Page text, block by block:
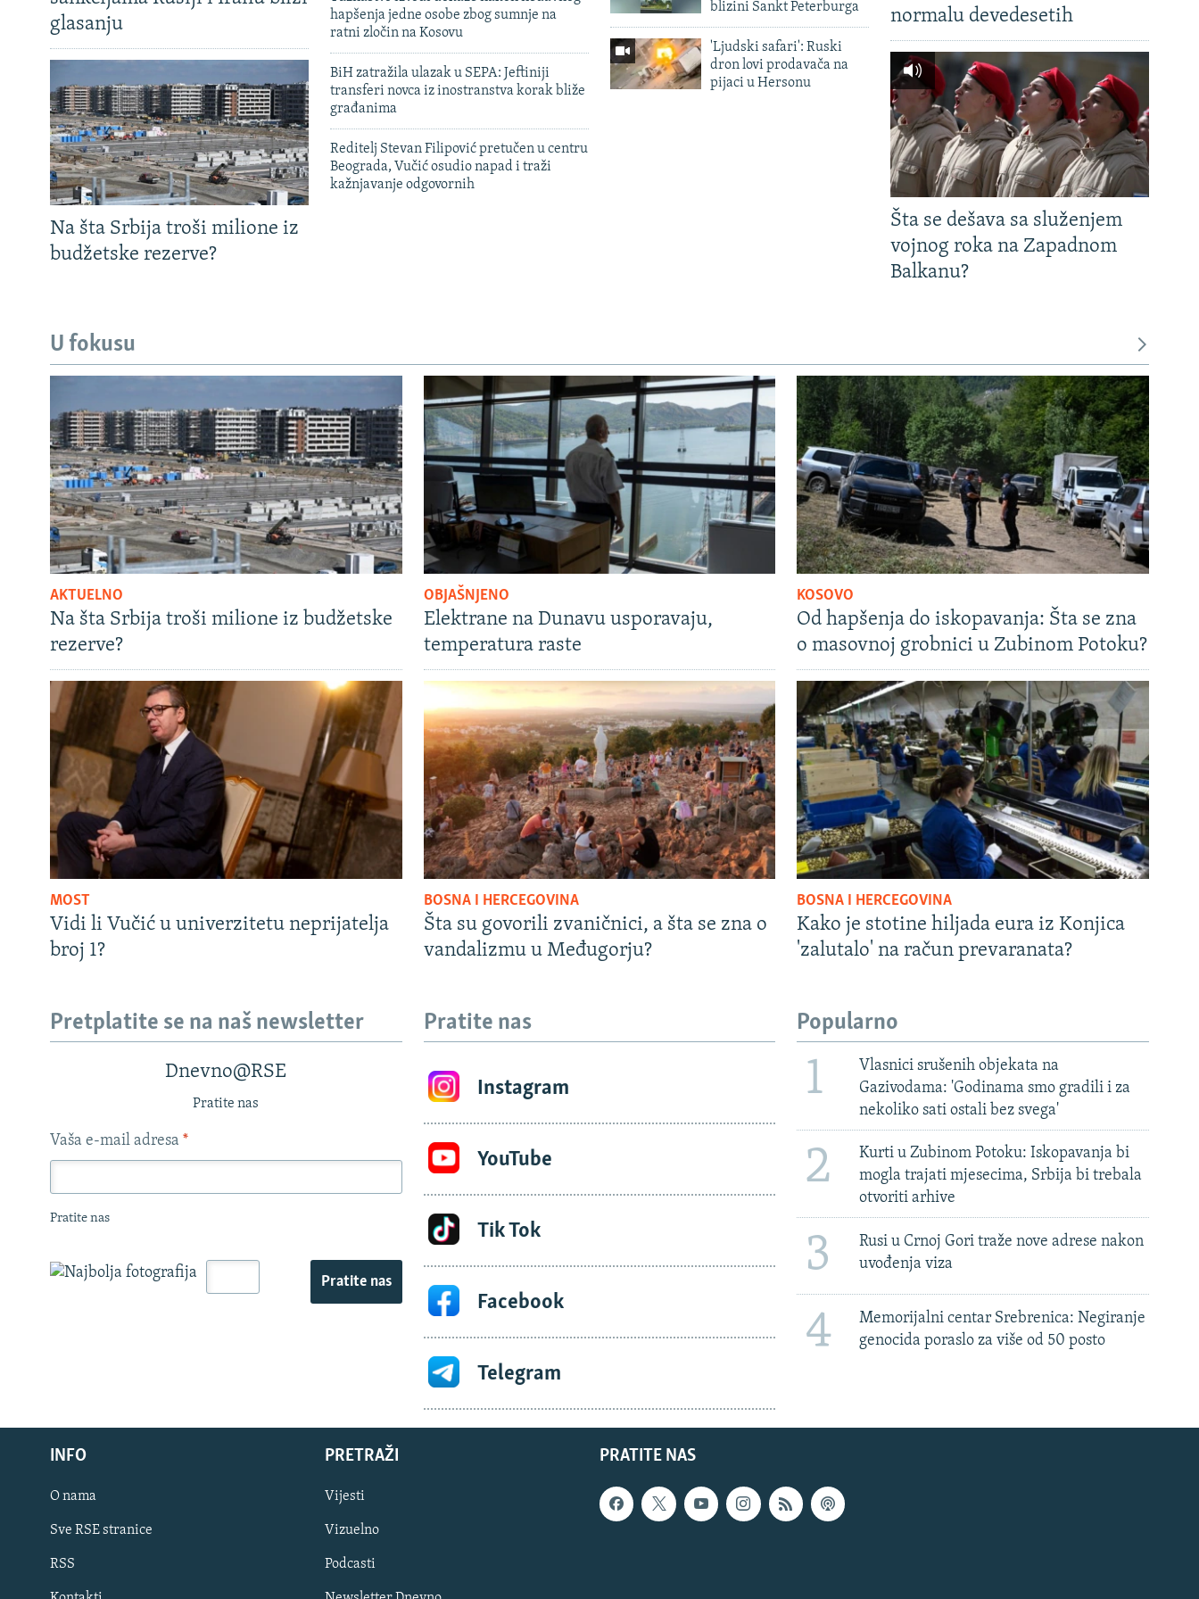
glasanju
Na šta Srbija troši milione iz
budžetske rezerve?
hapšenja jedne osobe zbog sumnje na
ratni zločin na Kosovu
BiH zatražila ulazak u SEPA: Jeftiniji
transferi novca iz inostranstva korak bliže
građanima
Reditelj Stevan Filipović pretučen u centru
Beograda, Vučić osudio napad i traži
kažnjavanje odgovornih
blizini Sankt Peterburga
'Ljudski safari': Ruski
dron lovi prodavača na
pijaci u Hersonu
normalu devedesetih
Šta se dešava sa služenjem
vojnog roka na Zapadnom
Balkanu?
U fokusu
AKTUELNO
Na šta Srbija troši milione iz budžetske
rezerve?
OBJAŠNJENO
Elektrane na Dunavu usporavaju,
temperatura raste
KOSOVO
Od hapšenja do iskopavanja: Šta se zna
o masovnoj grobnici u Zubinom Potoku?
MOST
Vidi li Vučić u univerzitetu neprijatelja
broj 1?
BOSNA I HERCEGOVINA
Šta su govorili zvaničnici, a šta se zna o
vandalizmu u Međugorju?
BOSNA I HERCEGOVINA
Kako je stotine hiljada eura iz Konjica
'zalutalo' na račun prevaranata?
Pretplatite se na naš newsletter
Dnevno@RSE
Pratite nas
Vaša e-mail adresa *
Pratite nas
Pratite nas
Pratite nas
Instagram
YouTube
Tik Tok
Facebook
Telegram
Popularno
1
Vlasnici srušenih objekata na
Gazivodama: 'Godinama smo gradili i za
nekoliko sati ostali bez svega'
2
Kurti u Zubinom Potoku: Iskopavanja bi
mogla trajati mjesecima, Srbija bi trebala
otvoriti arhive
3
Rusi u Crnoj Gori traže nove adrese nakon
uvođenja viza
4
Memorijalni centar Srebrenica: Negiranje
genocida poraslo za više od 50 posto
PRATITE NAS
INFO
O nama
Sve RSE stranice
RSS
PRETRAŽI
Vijesti
Vizuelno
Podcasti